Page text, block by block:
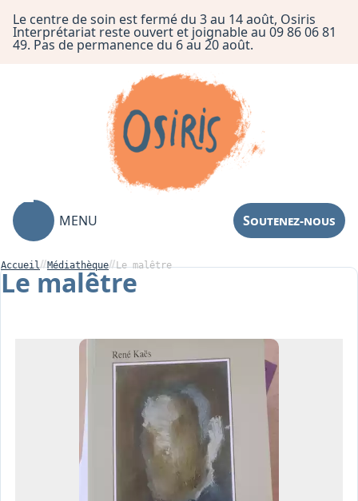
Le centre de soin est fermé du 3 au 14 août, Osiris
Interprétariat reste ouvert et joignable au 09 86 06 81
49. Pas de permanence du 6 au 20 août.
MENU Soutenez-nous
Centre de Soin
Interprétariat
Ressources
Accueil Médiathèque Le malêtre
Le malêtre